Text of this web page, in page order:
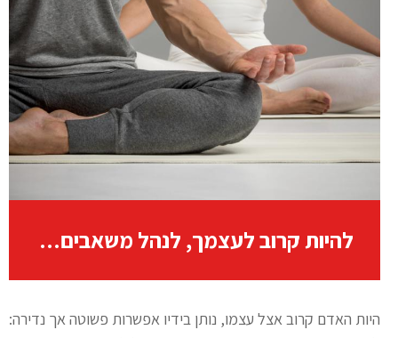
להיות קרוב לעצמך, לנהל משאבים פיזיים ומנטליים ביעילות
היות האדם קרוב אצל עצמו, נותן בידיו אפשרות פשוטה אך נדירה: